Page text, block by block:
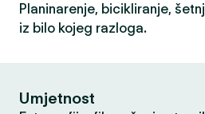
Planinarenje, bicikliranje,
iz bilo kojeg razloga.
Umjetnost